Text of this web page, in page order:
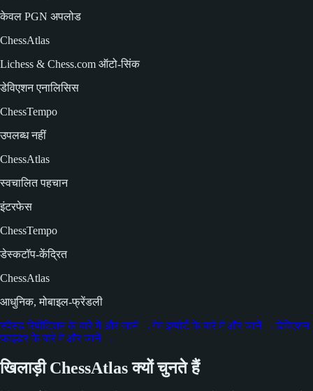
केवल PGN अपलोड
ChessAtlas
Lichess & Chess.com ऑटो-सिंक
डेविएशन एनालिसिस
ChessTempo
उपलब्ध नहीं
ChessAtlas
स्वचालित पहचान
इंटरफेस
ChessTempo
डेस्कटॉप-केंद्रित
ChessAtlas
आधुनिक, मोबाइल-फ्रेंडली
स्पेस्ड रिपीटिशन के बारे में और जानें→गेम इम्पोर्ट के बारे में और जानें→डेविएशन
फाइंडर के बारे में और जानें→
खिलाड़ी ChessAtlas क्यों चुनते हैं